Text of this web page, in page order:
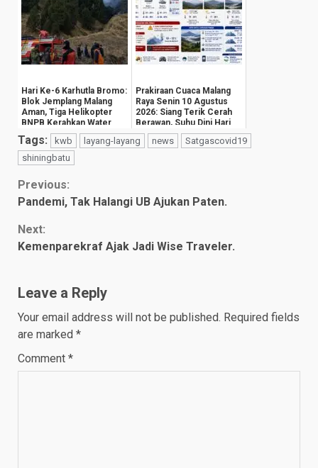
Hari Ke-6 Karhutla Bromo:
Blok Jemplang Malang
Aman, Tiga Helikopter
BNPB Kerahkan Water
Bombing
Prakiraan Cuaca Malang
Raya Senin 10 Agustus
2026: Siang Terik Cerah
Berawan, Suhu Dini Hari
Anjlok ...
Tags: kwb layang-layang news
Satgascovid19
shiningbatu
Continue
Previous:
Pandemi, Tak Halangi UB Ajukan Paten.
Next:
Kemenparekraf Ajak Jadi Wise Traveler.
Leave a Reply
Your email address will not be published. Required fields
are marked *
Comment *